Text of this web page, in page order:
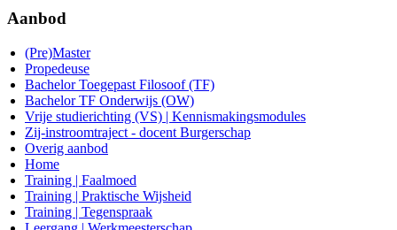
Aanbod
(Pre)Master
Propedeuse
Bachelor Toegepast Filosoof (TF)
Bachelor TF Onderwijs (OW)
Vrije studierichting (VS) | Kennismakingsmodules
Zij-instroomtraject - docent Burgerschap
Overig aanbod
Home
Training | Faalmoed
Training | Praktische Wijsheid
Training | Tegenspraak